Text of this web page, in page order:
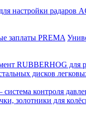
настройки радаров
заплаты PREMA
RUBBERHOG для
дисков
система контроля
золотники для